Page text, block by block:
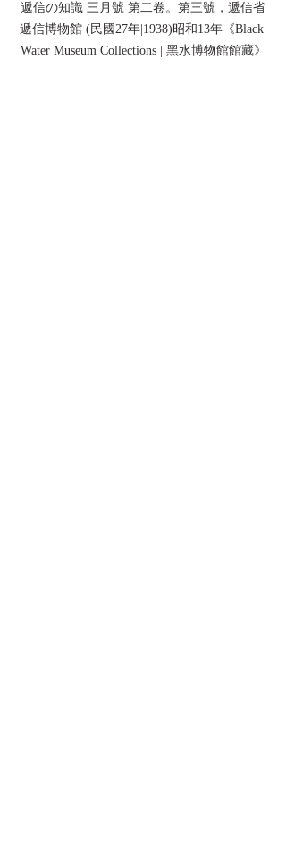
遞信の知識 三月號 第二卷。第三號，遞信省
遞信博物館 (民國27年|1938)昭和13年《Black
Water Museum Collections | 黑水博物館館藏》